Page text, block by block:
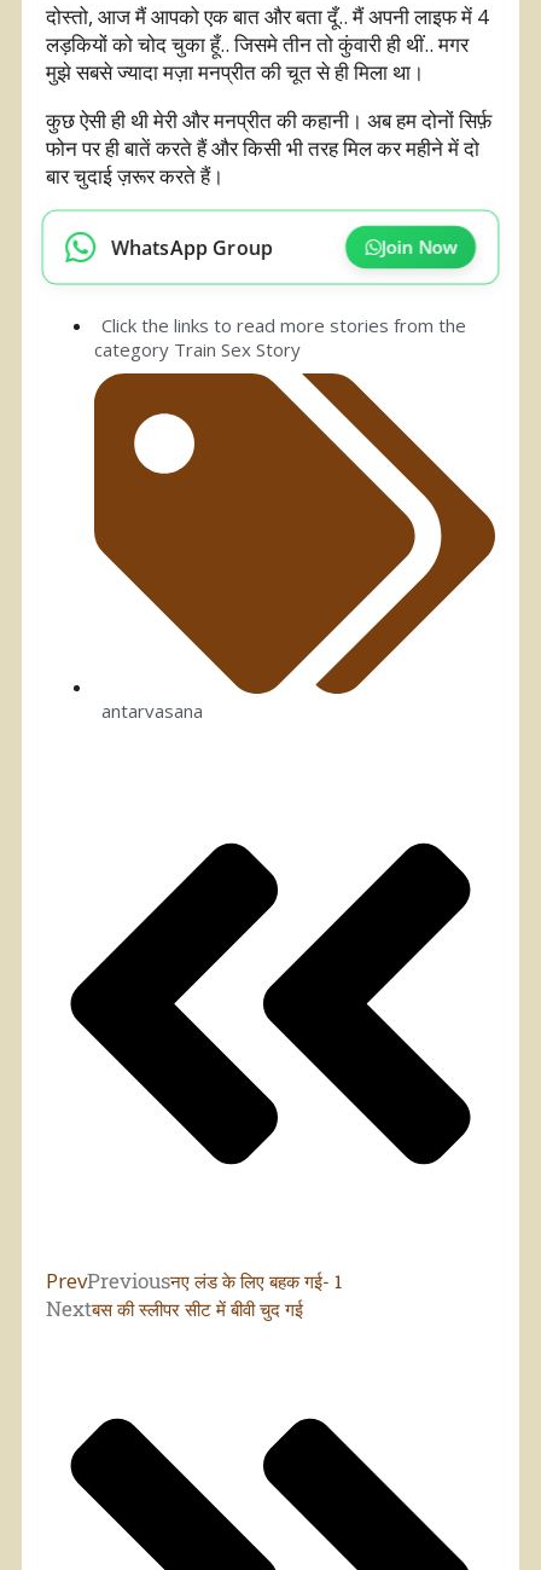
दोस्तो, आज मैं आपको एक बात और बता दूँ.. मैं अपनी लाइफ में 4
लड़कियों को चोद चुका हूँ.. जिसमे तीन तो कुंवारी ही थीं.. मगर
मुझे सबसे ज्यादा मज़ा मनप्रीत की चूत से ही मिला था।
कुछ ऐसी ही थी मेरी और मनप्रीत की कहानी। अब हम दोनों सिर्फ़
फोन पर ही बातें करते हैं और किसी भी तरह मिल कर महीने में दो
बार चुदाई ज़रूर करते हैं।
WhatsApp Group Join Now
Click the links to read more stories from the
category Train Sex Story
antarvasana
PrevPreviousनए लंड के लिए बहक गई- 1
Nextबस की स्लीपर सीट में बीवी चुद गई